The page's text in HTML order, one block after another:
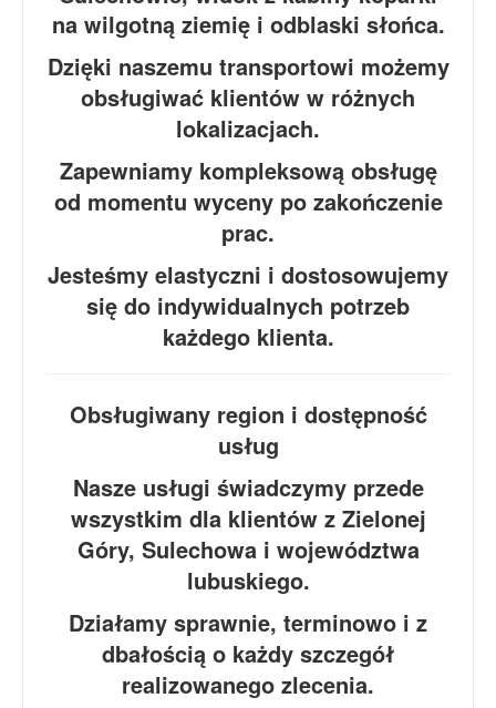
Dzięki naszemu transportowi możemy
obsługiwać klientów w różnych
lokalizacjach.
Zapewniamy kompleksową obsługę
od momentu wyceny po zakończenie
prac.
Jesteśmy elastyczni i dostosowujemy
się do indywidualnych potrzeb
każdego klienta.
Obsługiwany region i dostępność
usług
Nasze usługi świadczymy przede
wszystkim dla klientów z Zielonej
Góry, Sulechowa i województwa
lubuskiego.
Działamy sprawnie, terminowo i z
dbałością o każdy szczegół
realizowanego zlecenia.